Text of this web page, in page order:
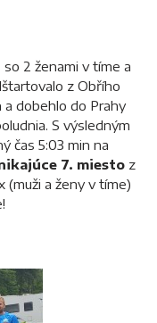
2 ženami v tíme a
z Obřího
a dobehlo do Prahy
S výsledným
čas 5:03 min na
7. miesto z
(muži a ženy v tíme)